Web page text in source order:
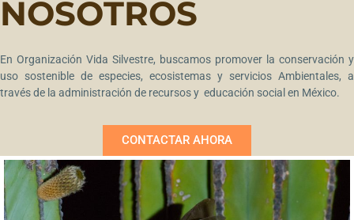
NOSOTROS
En Organización Vida Silvestre, buscamos promover la conservación y
uso sostenible de especies, ecosistemas y servicios Ambientales, a
través de la administración de recursos y educación social en México.
CONTACTAR AHORA